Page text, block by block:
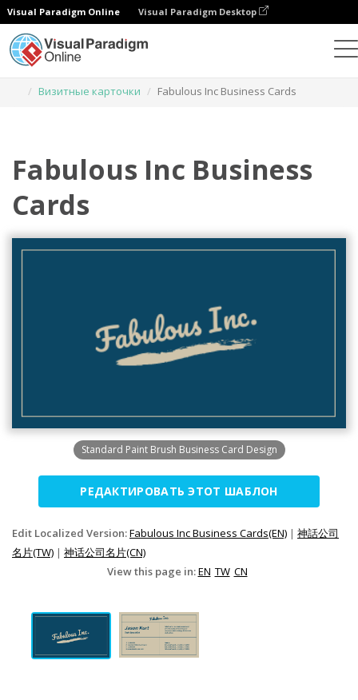
Visual Paradigm Online Visual Paradigm Desktop
Визитные карточки
Fabulous Inc Business Cards
Fabulous Inc Business
Cards
Standard Paint Brush Business Card Design
РЕДАКТИРОВАТЬ ЭТОТ ШАБЛОН
Edit Localized Version:Fabulous Inc Business Cards(EN) | 神話公司
名片(TW) | 神话公司名片(CN)
View this page in:EN TW CN